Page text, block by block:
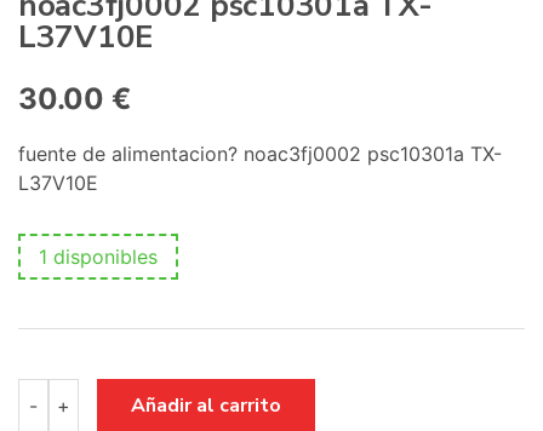
L37V10E
30.00 €
fuente de alimentacion? noac3fj0002 psc10301a TX-
L37V10E
1 disponibles
-
de
+ Añadir al carrito